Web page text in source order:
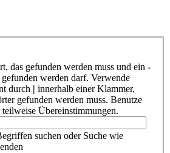
das gefunden werden muss und ein -
werden darf. Verwende
durch
innerhalb einer Klammer,
gefunden werden muss. Benutze
Übereinstimmungen.
suchen oder Suche wie